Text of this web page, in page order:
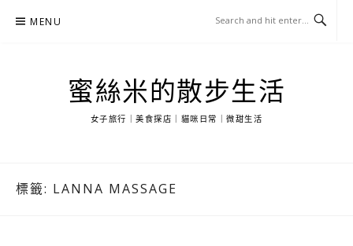
MENU
蜜絲米的散步生活
女子旅行｜美食探店｜貓咪日常｜微甜生活
標籤: LANNA MASSAGE